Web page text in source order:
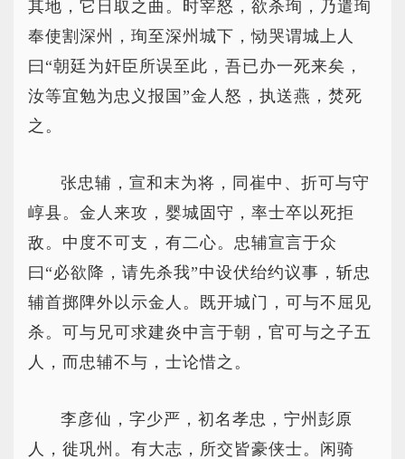
其地，它日取之曲。时宰怒，欲杀珣，乃遣珣
奉使割深州，珣至深州城下，恸哭谓城上人
曰“朝廷为奸臣所误至此，吾已办一死来矣，
汝等宜勉为忠义报国”金人怒，执送燕，焚死
之。
张忠辅，宣和末为将，同崔中、折可与守
崞县。金人来攻，婴城固守，率士卒以死拒
敌。中度不可支，有二心。忠辅宣言于众
曰“必欲降，请先杀我”中设伏绐约议事，斩忠
辅首掷陴外以示金人。既开城门，可与不屈见
杀。可与兄可求建炎中言于朝，官可与之子五
人，而忠辅不与，士论惜之。
李彦仙，字少严，初名孝忠，宁州彭原
人，徙巩州。有大志，所交皆豪侠士。闲骑